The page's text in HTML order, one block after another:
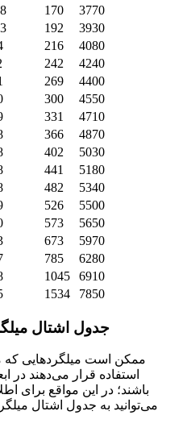
170
3770
192
3930
216
4080
242
4240
269
4400
300
4550
331
4710
366
4870
402
5030
441
5180
482
5340
526
5500
573
5650
673
5970
785
6280
1045
6910
1534 7850
جدول اشتال
ممکن است میلگردهایی که
استفاده قرار می‌دهند در
باشند؛ در این مواقع برای
می‌توانید به جدول اشتال